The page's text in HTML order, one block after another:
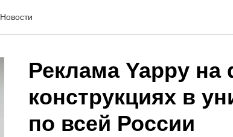
Новости
Реклама Yappy на
конструкциях в
по всей России